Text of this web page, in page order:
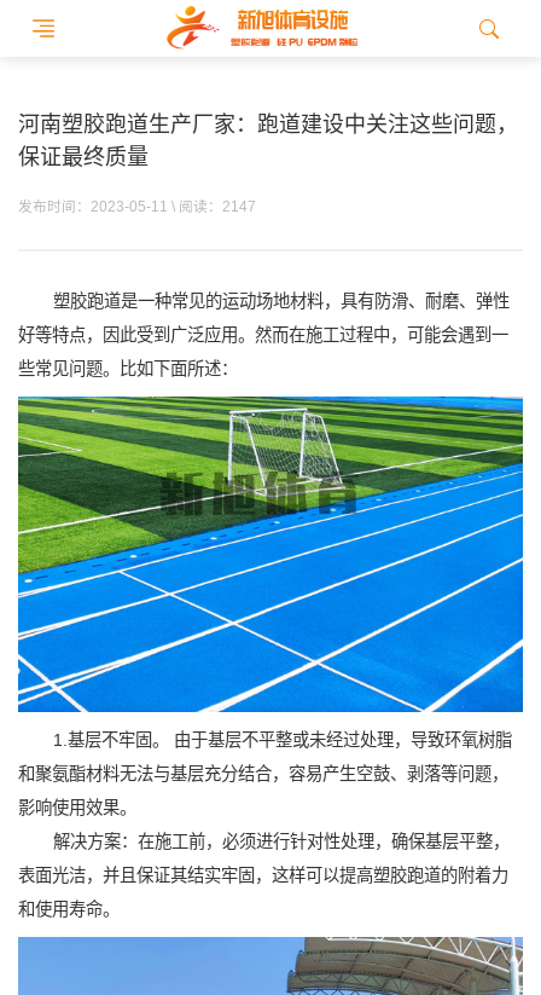
河南塑胶跑道生产厂家：跑道建设中关注这些问题，
保证最终质量
发布时间：2023-05-11 \ 阅读：2147
塑胶跑道是一种常见的运动场地材料，具有防滑、耐磨、弹性
好等特点，因此受到广泛应用。然而在施工过程中，可能会遇到一
些常见问题。比如下面所述：
1.基层不牢固。 由于基层不平整或未经过处理，导致环氧树脂
和聚氨酯材料无法与基层充分结合，容易产生空鼓、剥落等问题，
影响使用效果。
解决方案：在施工前，必须进行针对性处理，确保基层平整，
表面光洁，并且保证其结实牢固，这样可以提高塑胶跑道的附着力
和使用寿命。